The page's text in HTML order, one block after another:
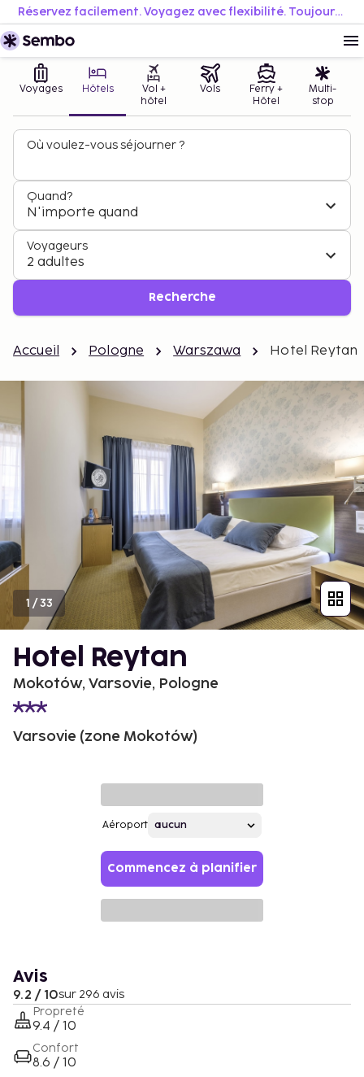
Réservez facilement. Voyagez avec flexibilité. Toujours au meilleur prix.
Voyages Hôtels
Vol +
hôtel
Vols
Ferry +
Hôtel
Multi-
stop
Où voulez-vous séjourner ?
Quand?
N'importe quand
Voyageurs
2 adultes
Recherche
Accueil Pologne Warszawa Hotel Reytan
1 /33
Hotel Reytan
Mokotów, Varsovie, Pologne
Varsovie (zone Mokotów)
Aéroport
Commencez à planifier
Avis
9.2 / 10sur 296 avis
Propreté
9.4 / 10
Confort
8.6 / 10